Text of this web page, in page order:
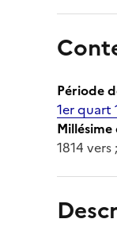
Période
1er quart
1814 vers